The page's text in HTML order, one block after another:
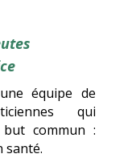
équipe de
qui
commun :
santé.